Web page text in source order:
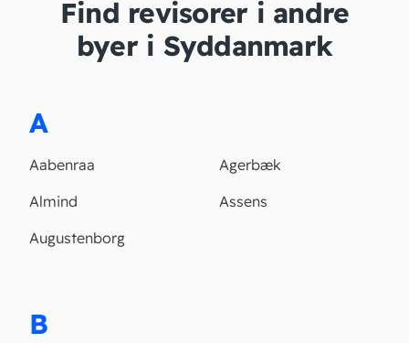
Find revisorer i andre
byer i Syddanmark
A
Aabenraa
Agerbæk
Almind
Assens
Augustenborg
B